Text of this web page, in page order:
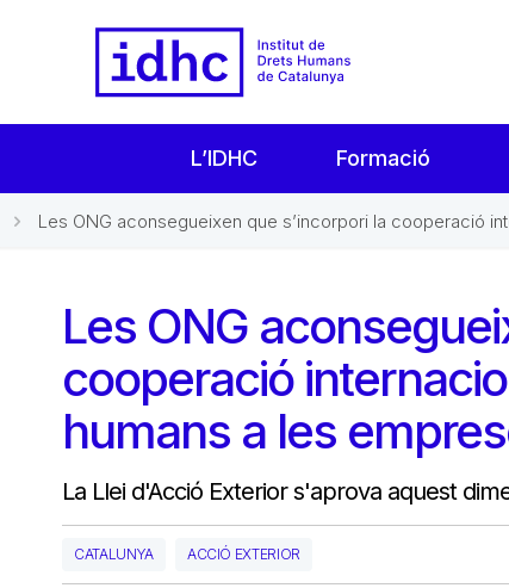
L’IDHC Formació
Les ONG aconsegueixen que s’incorpori la cooperació
Les ONG
cooperació
humans a les
La Llei d'Acció Exterior s'aprova aquest
CATALUNYA ACCIÓ EXTERIOR